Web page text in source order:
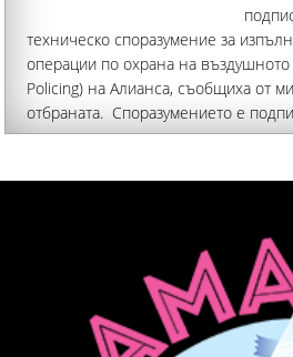
техническо споразумение за
операции по охрана на въздушното
Policing) на Алианса, съобщиха от
отбраната. Споразумението е
член 12 от Споразумението между